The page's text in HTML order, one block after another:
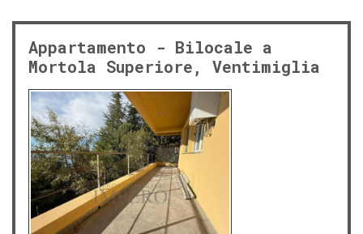
Appartamento - Bilocale a
Mortola Superiore, Ventimiglia